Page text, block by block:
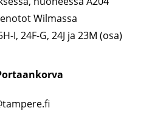
Wilmassa
I, 24F-G, 24J ja 23M (osa)